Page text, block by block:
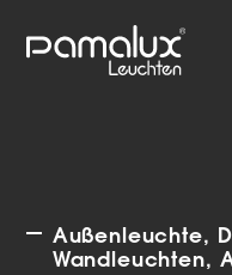
Außenleuchte
Wandleuchten